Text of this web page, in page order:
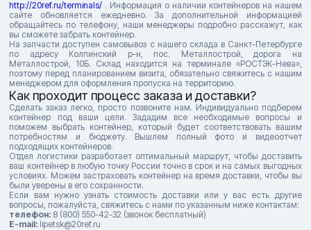
http://20ref.ru/terminals/ . Информация о наличии контейнеров на нашем
сайте обновляется ежедневно. За дополнительной информацией
обращайтесь по телефону, наши менеджеры подробно расскажут, как
вы сможете забрать контейнер.
На запчасти доступен самовывоз с нашего склада в Санкт-Петербурге
по адресу Колпинский р-н, пос. Металлострой, дорога на
Металлострой, 10Б. Склад находится на терминале «РОСТЭК-Нева»,
поэтому перед планированием визита, обязательно свяжитесь с нашим
менеджером для оформления пропуска на территорию.
Как проходит процесс заказа и доставки?
Сделать заказ легко, просто позвоните нам. Индивидуально подберем
контейнер под ваши цели. Зададим все необходимые вопросы и
поможем выбрать контейнер, который будет соответствовать вашим
потребностям и бюджету. Вышлем полный фото и видеоотчет
подходящих контейнеров.
Отдел логистики разработает оптимальный маршрут, чтобы доставить
ваш контейнер в любую точку России точно в срок и на самых выгодных
условиях. Можем застраховать контейнер на время доставки, чтобы вы
были уверены в его сохранности.
Если вам нужно узнать стоимость доставки или у вас есть другие
вопросы, пожалуйста, свяжитесь с нами по указанным ниже контактам:
телефон: 8 (800) 550-42-32 (звонок бесплатный)
E-mail: lipetsk@20ref.ru